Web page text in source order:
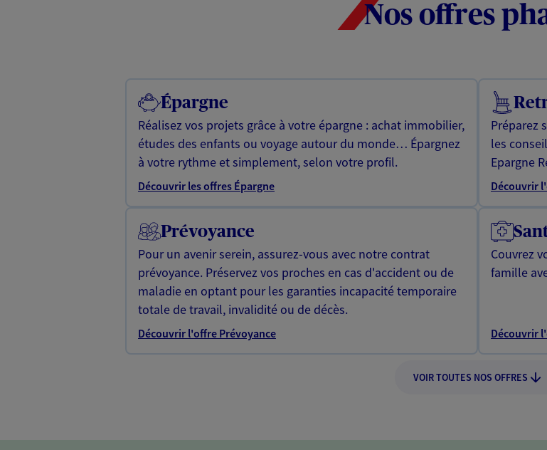
Nos offres
Épargne
Réalisez vos projets grâce à votre épargne : achat immobilier,
études des enfants ou voyage autour du monde… Épargnez
à votre rythme et simplement, selon votre profil.
Découvrir les offres Épargne
Préparez
les
Epargne
Découvrir
Prévoyance
Pour un avenir serein, assurez-vous avec notre contrat
prévoyance. Préservez vos proches en cas d'accident ou de
maladie en optant pour les garanties incapacité temporaire
totale de travail, invalidité ou de décès.
Découvrir l'offre Prévoyance
Couvrez
famille
Découvrir
VOIR TOUTES NOS OFFRES